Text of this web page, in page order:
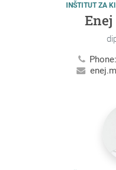
INŠTITUT ZA